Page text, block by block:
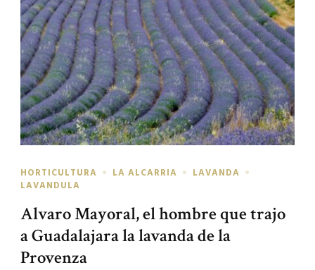
HORTICULTURA LA ALCARRIA
LAVANDA
LAVANDULA
Alvaro Mayoral, el hombre que trajo
a Guadalajara la lavanda de la
Provenza